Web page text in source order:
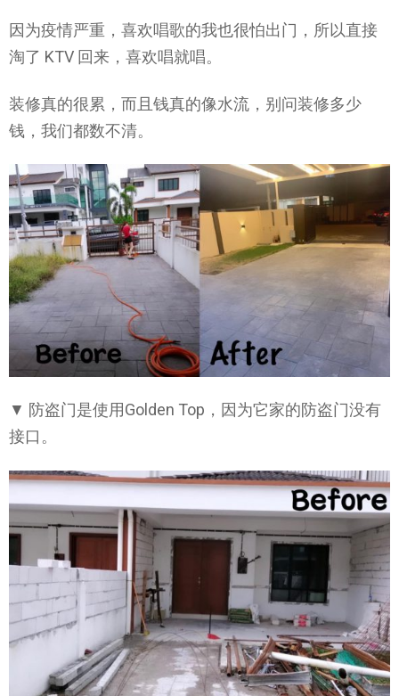
因为疫情严重，喜欢唱歌的我也很怕出门，所以直接
淘了 KTV 回来，喜欢唱就唱。
装修真的很累，而且钱真的像水流，别问装修多少
钱，我们都数不清。
▼ 防盗门是使用Golden Top，因为它家的防盗门没有
接口。